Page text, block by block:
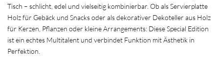
Tisch – schlicht, edel und vielseitig kombinierbar. Ob als Servierplatte
Holz für Gebäck und Snacks oder als dekorativer Dekoteller aus Holz
für Kerzen, Pflanzen oder kleine Arrangements: Diese Special Edition
ist ein echtes Multitalent und verbindet Funktion mit Ästhetik in
Perfektion.